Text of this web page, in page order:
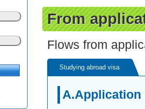
From
Flows from
Studying abroad visa